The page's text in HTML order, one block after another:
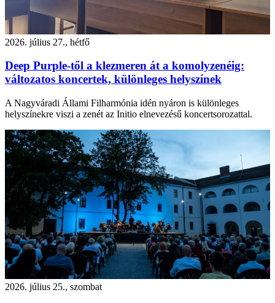
2026. július 27., hétfő
Deep Purple-től a klezmeren át a komolyzenéig:
változatos koncertek, különleges helyszínek
A Nagyváradi Állami Filharmónia idén nyáron is különleges
helyszínekre viszi a zenét az Initio elnevezésű koncertsorozattal.
2026. július 25., szombat